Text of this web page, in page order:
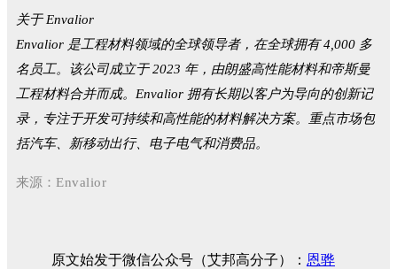
关于 Envalior
Envalior 是工程材料领域的全球领导者，在全球拥有 4,000 多
名员工。该公司成立于 2023 年，由朗盛高性能材料和帝斯曼
工程材料合并而成。Envalior 拥有长期以客户为导向的创新记
录，专注于开发可持续和高性能的材料解决方案。重点市场包
括汽车、新移动出行、电子电气和消费品。
来源： Envalior
原文始发于微信公众号（艾邦高分子）： 恩骅